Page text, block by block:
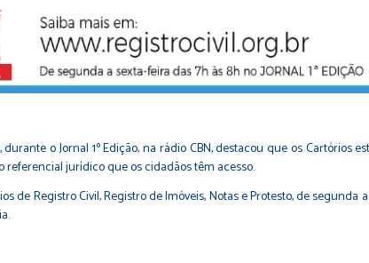
o Jornal 1º Edição, na rádio CBN, destacou que os Cartórios
referencial jurídico que os cidadãos têm acesso.
Registro Civil, Registro de Imóveis, Notas e Protesto, de segunda